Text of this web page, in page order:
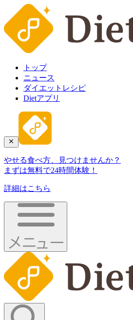
トップ
ニュース
ダイエットレシピ
Dietアプリ
やせる食べ方、見つけませんか？
まずは無料で24時間体験！
詳細はこちら